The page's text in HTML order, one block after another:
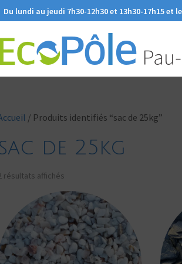
Du lundi au jeudi 7h30-12h30 et 13h30-17h15 et
/ Produits identifiés “sac de 25kg”
de 25kg
résultats affichés